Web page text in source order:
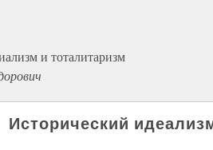
и тоталитаризм
Исторический